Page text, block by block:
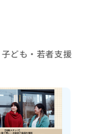
子ども・若者支援